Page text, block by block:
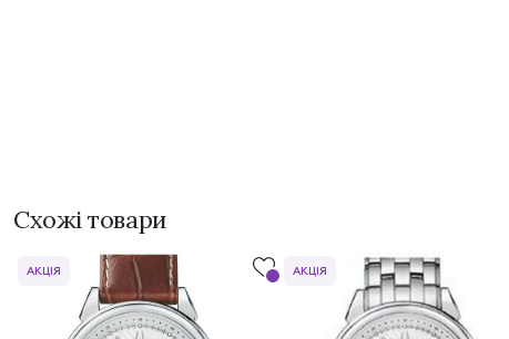
Схожі товари
АКЦІЯ АКЦІЯ